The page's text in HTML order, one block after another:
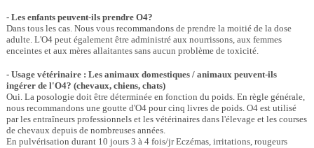
- Les enfants peuvent-ils prendre O4?
Dans tous les cas. Nous vous recommandons de prendre la moitié de la dose
adulte. L'O4 peut également être administré aux nourrissons, aux femmes
enceintes et aux mères allaitantes sans aucun problème de toxicité.
- Usage vétérinaire : Les animaux domestiques / animaux peuvent-ils
ingérer de l'O4? (chevaux, chiens, chats)
Oui. La posologie doit être déterminée en fonction du poids. En règle générale,
nous recommandons une goutte d'O4 pour cinq livres de poids. O4 est utilisé
par les entraîneurs professionnels et les vétérinaires dans l'élevage et les courses
de chevaux depuis de nombreuses années.
En pulvérisation durant 10 jours 3 à 4 fois/jr Eczémas, irritations, rougeurs